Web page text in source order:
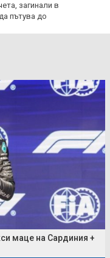
загинали в
пътува до
маце на Сардиния +